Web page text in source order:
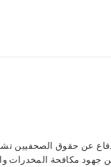
عن حقوق الصحفيين
مكافحة المخدرات